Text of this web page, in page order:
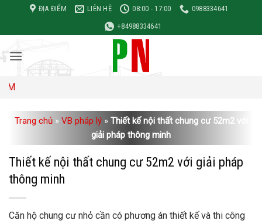
nội
dung
ĐỊA ĐIỂM LIÊN HỆ 08:00 - 17:00
0988334641
+84988334641
Trang chủ » VB pháp lý » Thiết kế nội thất chung cư 52m2 với
giải pháp thông minh
Thiết kế nội thất chung cư 52m2 với giải pháp
thông minh
Căn hộ chung cư nhỏ cần có phương án thiết kế và thi công